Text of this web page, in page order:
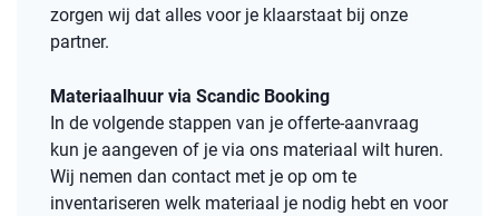
zorgen wij dat alles voor je klaarstaat bij onze
partner.
Materiaalhuur via Scandic Booking
In de volgende stappen van je offerte-aanvraag
kun je aangeven of je via ons materiaal wilt huren.
Wij nemen dan contact met je op om te
inventariseren welk materiaal je nodig hebt en voor